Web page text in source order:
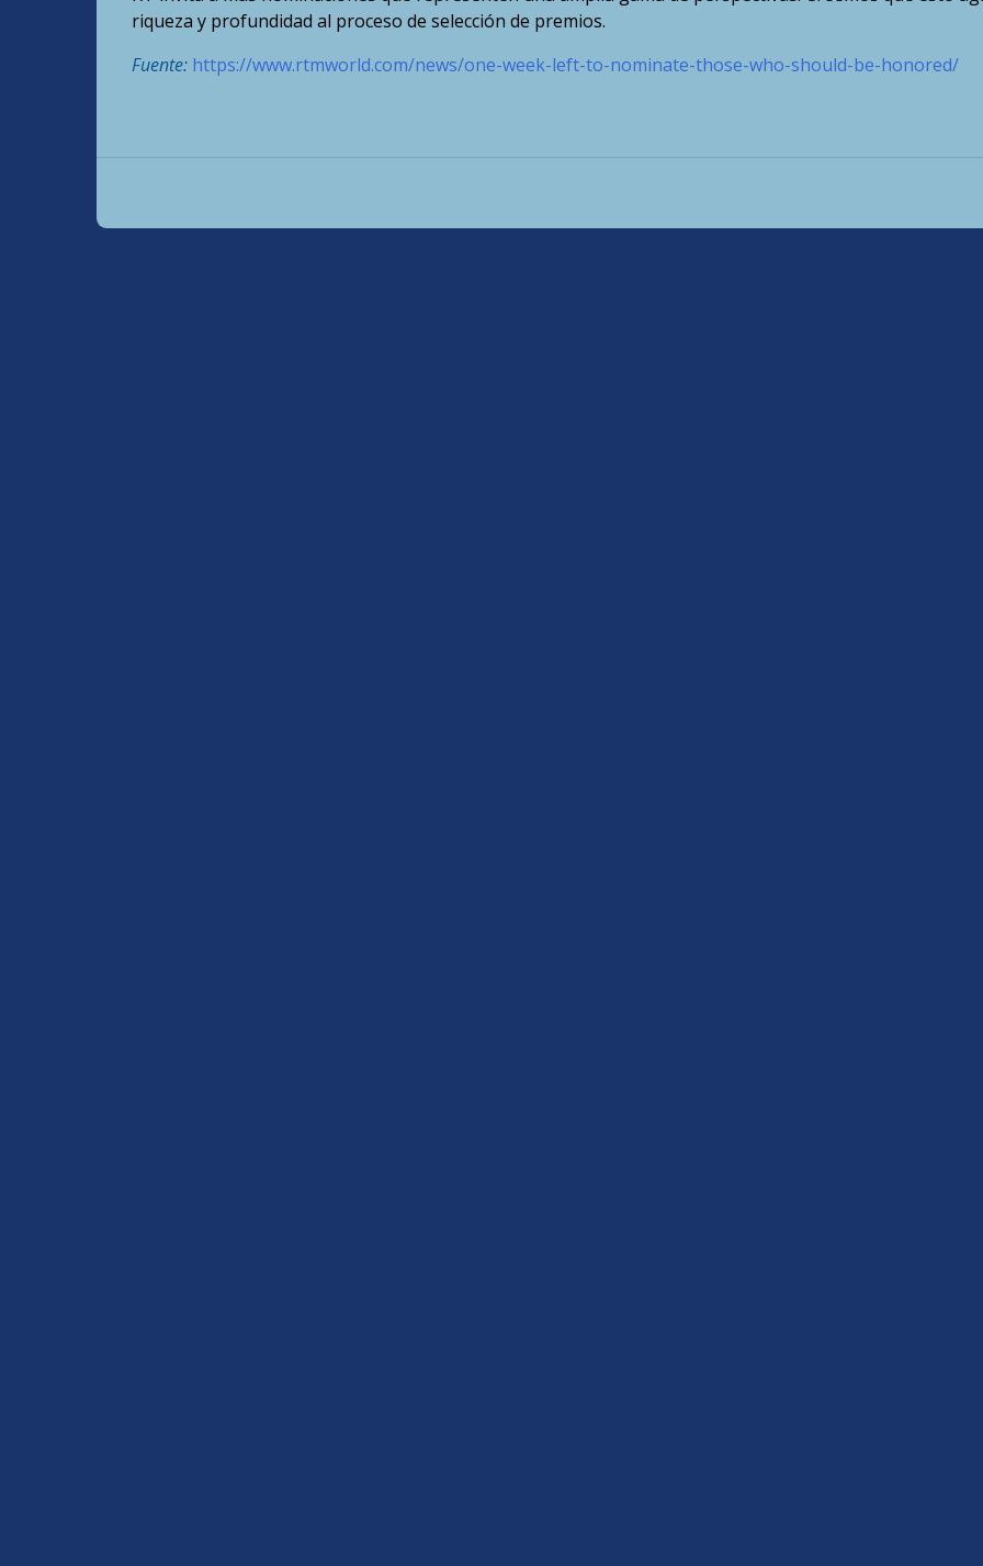
riqueza y profundidad al proceso de selección de premios.
Fuente: https://www.rtmworld.com/news/one-week-left-to-nominate-those-who-should-be-honored/